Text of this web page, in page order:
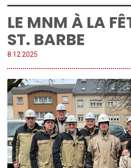
LE MNM À LA
ST. BARBE
8. 12 2025